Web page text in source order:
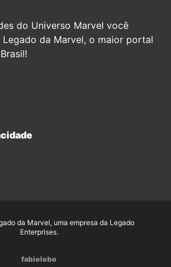
do Universo Marvel você
da Marvel, o maior portal
da Marvel, uma empresa da Legado
Enterprises.
fabiolobo